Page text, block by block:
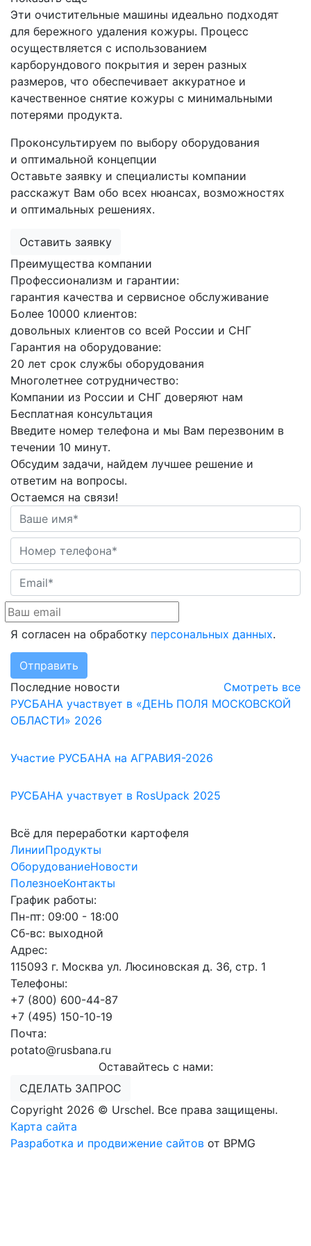
Эти очистительные машины идеально подходят
для бережного удаления кожуры. Процесс
осуществляется с использованием
карборундового покрытия и зерен разных
размеров, что обеспечивает аккуратное и
качественное снятие кожуры с минимальными
потерями продукта.
Проконсультируем по выбору оборудования
и оптимальной концепции
Оставьте заявку и специалисты компании
расскажут Вам обо всех нюансах, возможностях
и оптимальных решениях.
Оставить заявку
Преимущества компании
Профессионализм и гарантии:
гарантия качества и сервисное обслуживание
Более 10000 клиентов:
довольных клиентов со всей России и СНГ
Гарантия на оборудование:
20 лет срок службы оборудования
Многолетнее сотрудничество:
Компании из России и СНГ доверяют нам
Бесплатная консультация
Введите номер телефона и мы Вам перезвоним в
течении 10 минут.
Обсудим задачи, найдем лучшее решение и
ответим на вопросы.
Остаемся на связи!
Я согласен на обработку персональных данных.
Отправить
Последние новости
Смотреть все
РУСБАНА участвует в «ДЕНЬ ПОЛЯ МОСКОВСКОЙ
ОБЛАСТИ» 2026
Участие РУСБАНА на АГРАВИЯ-2026
РУСБАНА участвует в RosUpack 2025
Всё для переработки картофеля
ЛинииПродукты
ОборудованиеНовости
ПолезноеКонтакты
График работы:
Пн-пт: 09:00 - 18:00
Сб-вс: выходной
Адрес:
115093 г. Москва ул. Люсиновская д. 36, стр. 1
Телефоны:
+7 (800) 600-44-87
+7 (495) 150-10-19
Почта:
potato@rusbana.ru
Оставайтесь с нами:
СДЕЛАТЬ ЗАПРОС
Copyright 2026 © Urschel. Все права защищены.
Карта сайта
Разработка и продвижение сайтов от BPMG